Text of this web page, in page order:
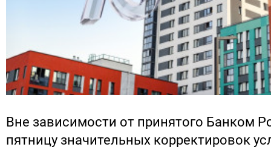
Вне зависимости от принятого Банком
пятницу значительных корректировок